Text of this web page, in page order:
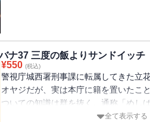
作。ほか、透明でコリコリしている、
を追究し、食用の海藻は必食であるこ
カップ麺はカレーか否かで懊悩し、古
本史を学び、コーヒーゼリー飲料のサ
めし愛にあふれる熱血の12編！ 全12
ナ37 三度の飯よりサンドイッチ
¥550 (税込)
警視庁城西署刑事課に転属してきた立
オヤジだが、実は本庁に籍を置いたこ
ついての知識は群を抜く。通称「めし
ネだ。捜査や取調べに得意の知識と情
全て表示する